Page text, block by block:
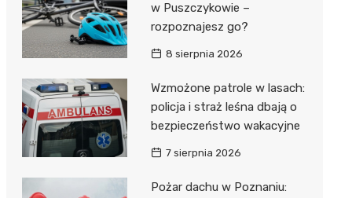
w Puszczykowie –
rozpoznajesz go?
8 sierpnia 2026
Wzmożone patrole w lasach:
policja i straż leśna dbają o
bezpieczeństwo wakacyjne
7 sierpnia 2026
Pożar dachu w Poznaniu: